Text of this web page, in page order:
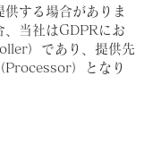
する場合がありま
、当社はGDPRにお
）であり、提供先
Processor）となり